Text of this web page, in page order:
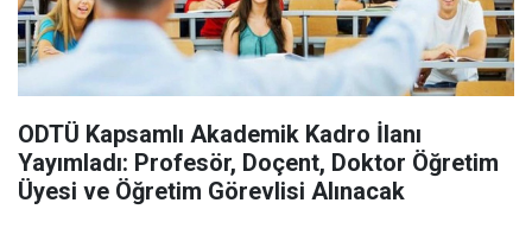
ODTÜ Kapsamlı Akademik Kadro İlanı
Yayımladı: Profesör, Doçent, Doktor Öğretim
Üyesi ve Öğretim Görevlisi Alınacak